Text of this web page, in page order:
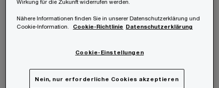
freiwillige Leistungen des Unternehmens
die Mitarbeitenden, die daher auch nicht
Übung(also ein Rechtsanspruch der
Wirkung für die Zukunft widerrufen werden.
Nähere Informationen finden Sie in unserer Datenschutzerklärung und
Cookie-Information.
Cookie-Richtlinie Datenschutzerklärung
Cookie-Einstellungen
Nein, nur erforderliche Cookies akzeptieren